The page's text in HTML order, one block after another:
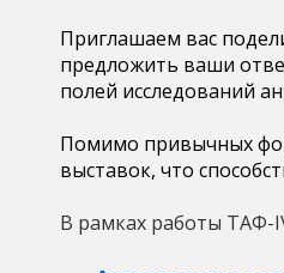
Приглашаем вас
предложить ваши
полей исследований
Помимо привычных
выставок, что
В рамках работы ТАФ-